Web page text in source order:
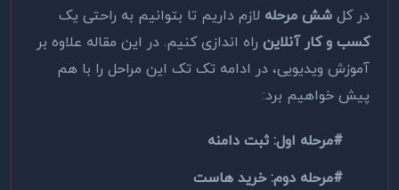
در کل شش مرحله لازم داریم تا بتوانیم به راحتی یک
کسب و کار آنلاین راه اندازی کنیم. در این مقاله علاوه بر
آموزش ویدیویی، در ادامه تک تک این مراحل را با هم
پیش خواهیم برد:
#مرحله اول: ثبت دامنه
#مرحله دوم: خرید هاست